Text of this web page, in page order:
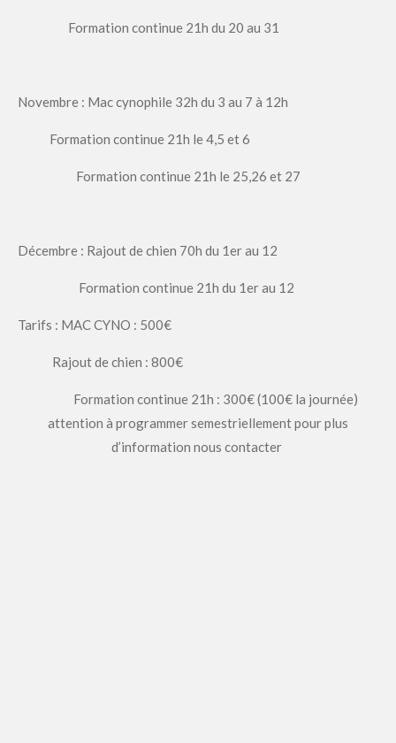
Formation continue 21h du 20 au 31
Novembre : Mac cynophile 32h du 3 au 7 à 12h
Formation continue 21h le 4,5 et 6
Formation continue 21h le 25,26 et 27
Décembre : Rajout de chien 70h du 1er au 12
Formation continue 21h du 1er au 12
Tarifs : MAC CYNO : 500€
Rajout de chien : 800€
Formation continue 21h : 300€ (100€ la journée)
attention à programmer semestriellement pour plus
d’information nous contacter